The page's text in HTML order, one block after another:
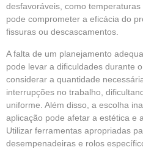
desfavoráveis, como temperaturas
pode comprometer a eficácia do
fissuras ou descascamentos.
A falta de um planejamento
pode levar a dificuldades durante
considerar a quantidade
interrupções no trabalho,
uniforme. Além disso, a escolha
aplicação pode afetar a estética e
Utilizar ferramentas apropriadas
desempenadeiras e rolos